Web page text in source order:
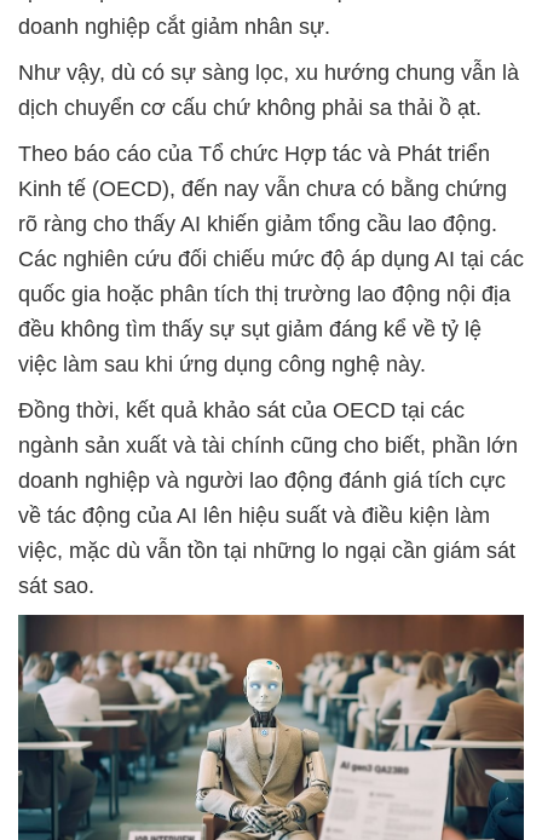
doanh nghiệp cắt giảm nhân sự.
Như vậy, dù có sự sàng lọc, xu hướng chung vẫn là
dịch chuyển cơ cấu chứ không phải sa thải ồ ạt.
Theo báo cáo của Tổ chức Hợp tác và Phát triển
Kinh tế (OECD), đến nay vẫn chưa có bằng chứng
rõ ràng cho thấy AI khiến giảm tổng cầu lao động.
Các nghiên cứu đối chiếu mức độ áp dụng AI tại các
quốc gia hoặc phân tích thị trường lao động nội địa
đều không tìm thấy sự sụt giảm đáng kể về tỷ lệ
việc làm sau khi ứng dụng công nghệ này.
Đồng thời, kết quả khảo sát của OECD tại các
ngành sản xuất và tài chính cũng cho biết, phần lớn
doanh nghiệp và người lao động đánh giá tích cực
về tác động của AI lên hiệu suất và điều kiện làm
việc, mặc dù vẫn tồn tại những lo ngại cần giám sát
sát sao.